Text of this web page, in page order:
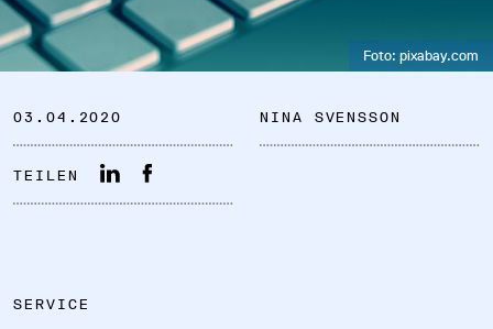
DATENSCHUTZ
COOKIE-EINSTELLUNGEN
Foto: pixabay.com
03.04.2020 NINA SVENSSON
TEILEN
SERVICE